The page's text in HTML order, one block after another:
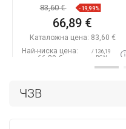
ЧЗВ
83,60 € -19,99%
66,89 €
Каталожна цена: 83,60 €
Най-ниска цена:
66,89 €
/ 136,19
BGN
Добави в количката